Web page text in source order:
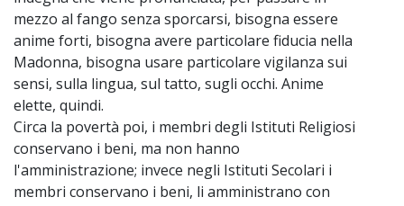
mezzo al fango senza sporcarsi, bisogna essere
anime forti, bisogna avere particolare fiducia nella
Madonna, bisogna usare particolare vigilanza sui
sensi, sulla lingua, sul tatto, sugli occhi. Anime
elette, quindi.
Circa la povertà poi, i membri degli Istituti Religiosi
conservano i beni, ma non hanno
l'amministrazione; invece negli Istituti Secolari i
membri conservano i beni, li amministrano con